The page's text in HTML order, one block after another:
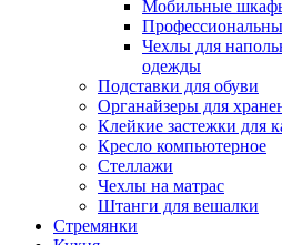
Мобильные
Чехлы для
одежды
Подставки для обуви
Органайзеры для
Клейкие застежки для
Кресло компьютерное
Стеллажи
Чехлы на матрас
Штанги для вешалки
Стремянки